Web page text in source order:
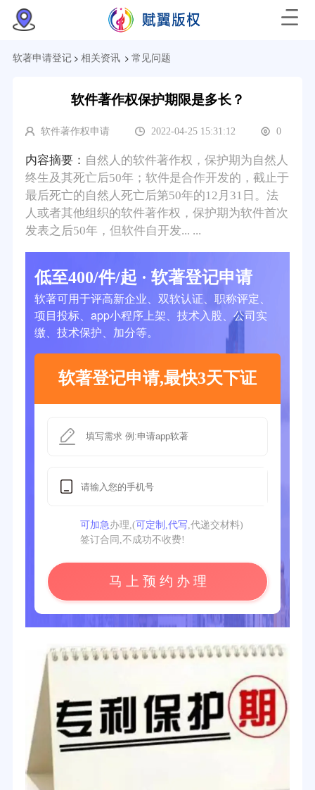
软著申请登记> 相关资讯> 常见问题
软件著作权保护期限是多长？
软件著作权申请 2022-04-25 15:31:12 0
内容摘要： 自然人的软件著作权，保护期为自然人
终生及其死亡后50年；软件是合作开发的，截止于
最后死亡的自然人死亡后第50年的12月31日。法
人或者其他组织的软件著作权，保护期为软件首次
发表之后50年，但软件自开发... ...
低至400/件/起 · 软著登记申请
软著可用于评高新企业、双软认证、职称评定、
项目投标、app小程序上架、技术入股、公司实
缴、技术保护、加分等。
软著登记申请,最快3天下证
可加急办理,(可定制,代写 ,代递交材料)
签订合同,不成功不收费!
马 上 预 约 办 理